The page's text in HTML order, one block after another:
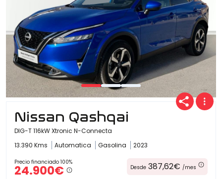
Nissan Qashqai
DIG-T 116kW Xtronic N-Connecta
13.390 Kms
Automatica Gasolina 2023
Precio financiado 100%
24.900€ Desde 387,62€ /mes